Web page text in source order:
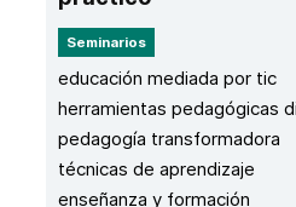
Seminarios
educación mediada por tic
herramientas pedagógicas
pedagogía transformadora
técnicas de aprendizaje
enseñanza y formación